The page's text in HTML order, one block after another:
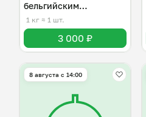
бельгийским
шоколадом
1 кг ≈ 1 шт.
3 000 ₽
8 августа с 14:00